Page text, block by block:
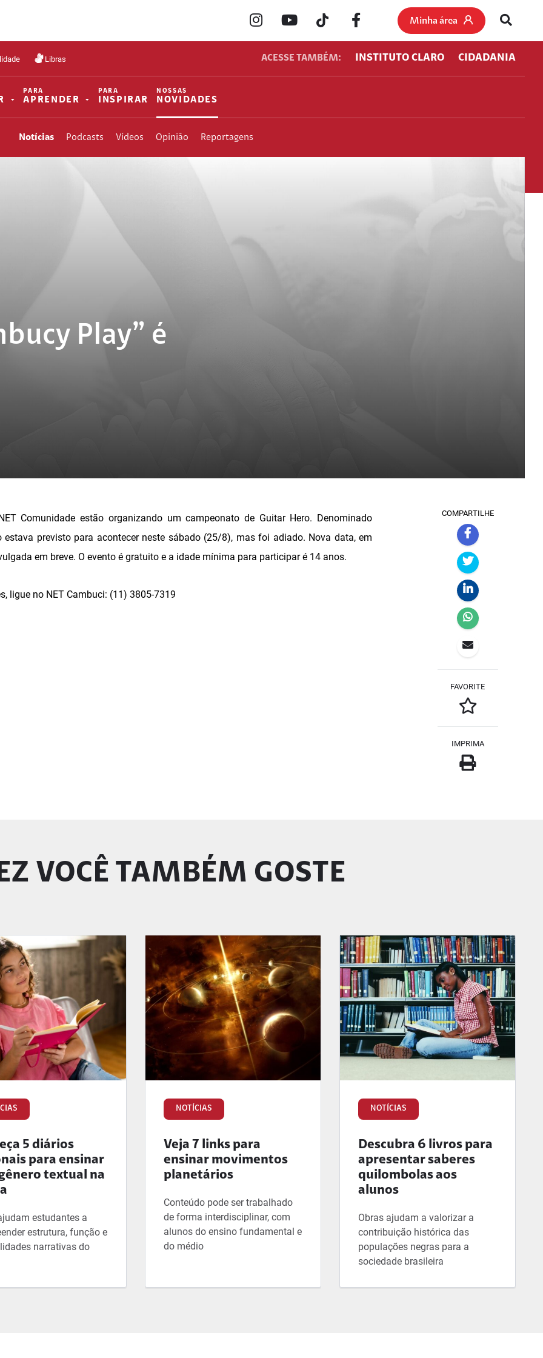
Minha área
Libras ACESSE TAMBÉM: INSTITUTO CLARO CIDADANIA
PARA
APRENDER
PARA
INSPIRAR
NOSSAS
NOVIDADES
Notícias Podcasts Vídeos Opinião Reportagens
Play” é
Comunidade estão organizando um campeonato de Guitar Hero. Denominado
estava previsto para acontecer neste sábado (25/8), mas foi adiado. Nova data, em
em breve. O evento é gratuito e a idade mínima para participar é 14 anos.
ligue no NET Cambuci: (11) 3805-7319
COMPARTILHE
FAVORITE
IMPRIMA
VOCÊ TAMBÉM GOSTE
5 diários
para ensinar
textual na
estudantes a
estrutura, função e
narrativas do
NOTÍCIAS
Veja 7 links para
ensinar movimentos
planetários
Conteúdo pode ser trabalhado
de forma interdisciplinar, com
alunos do ensino fundamental e
do médio
NOTÍCIAS
Descubra 6 livros para
apresentar saberes
quilombolas aos
alunos
Obras ajudam a valorizar a
contribuição histórica das
populações negras para a
sociedade brasileira